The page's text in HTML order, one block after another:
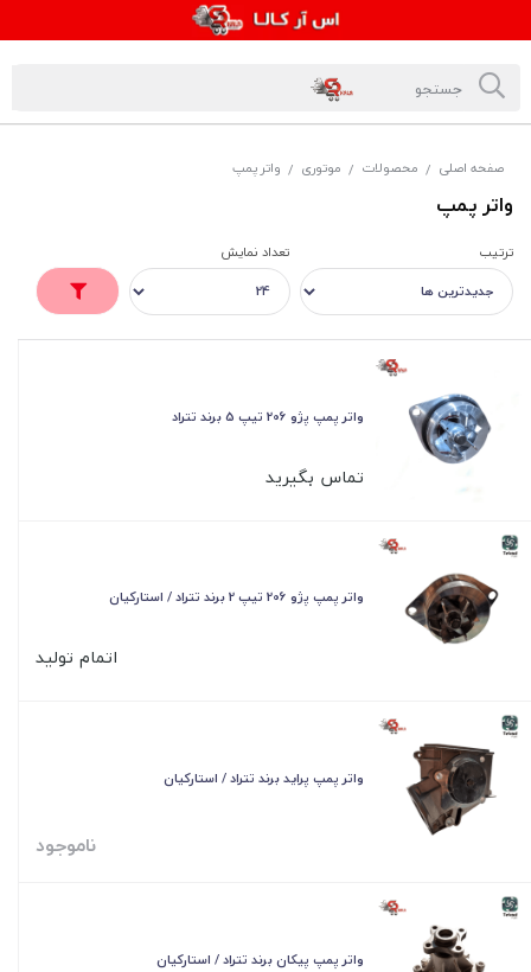
صفحه اصلی / محصولات / موتوری / واتر پمپ
واتر پمپ
ترتیب تعداد نمایش
واتر پمپ پژو 206 تیپ 5 برند تتراد
تماس بگیرید
واتر پمپ پژو 206 تیپ 2 برند تتراد / استارکیان
اتمام تولید
واتر پمپ پراید برند تتراد / استارکیان
ناموجود
واتر پمپ پیکان برند تتراد / استارکیان